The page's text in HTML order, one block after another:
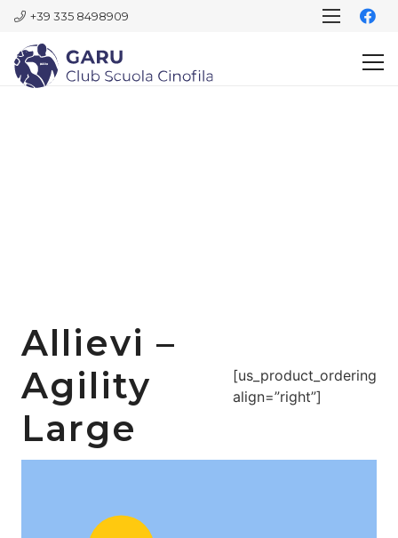
+39 335 8498909
Allievi –
Agility
Large
[us_product_ordering
align=”right”]